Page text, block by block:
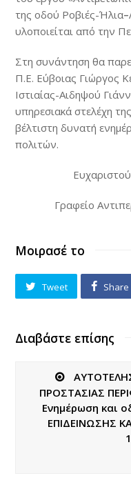
της οδού Ροβιές-Ήλια–
υλοποιείται από την
Στη συνάντηση θα
Π.Ε. Εύβοιας Γιώργος
Ιστιαίας-Αιδηψού
υπηρεσιακά στελέχη
βέλτιστη δυνατή
πολιτών.
Γραφείο
Μοιρασέ το
Tweet Share
Διαβάστε επίσης
ΠΡΟΣΤΑΣΙΑΣ
Ενημέρωση και
ΕΠΙΔΕΙΝΩΣΗΣ